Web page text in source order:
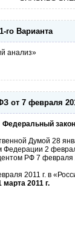
Варианта
анализ»
7 февраля
Федеральный
Думой 28
2
РФ 7 февраля
2011 г. в
марта 2011 г.